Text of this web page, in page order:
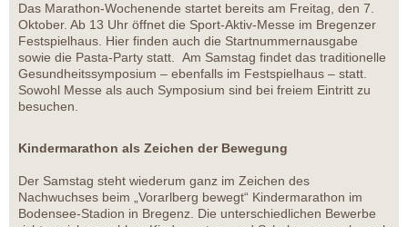
Das Marathon-Wochenende startet bereits am Freitag, den 7.
Oktober. Ab 13 Uhr öffnet die Sport-Aktiv-Messe im Bregenzer
Festspielhaus. Hier finden auch die Startnummernausgabe
sowie die Pasta-Party statt. Am Samstag findet das traditionelle
Gesundheitssymposium – ebenfalls im Festspielhaus – statt.
Sowohl Messe als auch Symposium sind bei freiem Eintritt zu
besuchen.
Kindermarathon als Zeichen der Bewegung
Der Samstag steht wiederum ganz im Zeichen des
Nachwuchses beim „Vorarlberg bewegt“ Kindermarathon im
Bodensee-Stadion in Bregenz. Die unterschiedlichen Bewerbe